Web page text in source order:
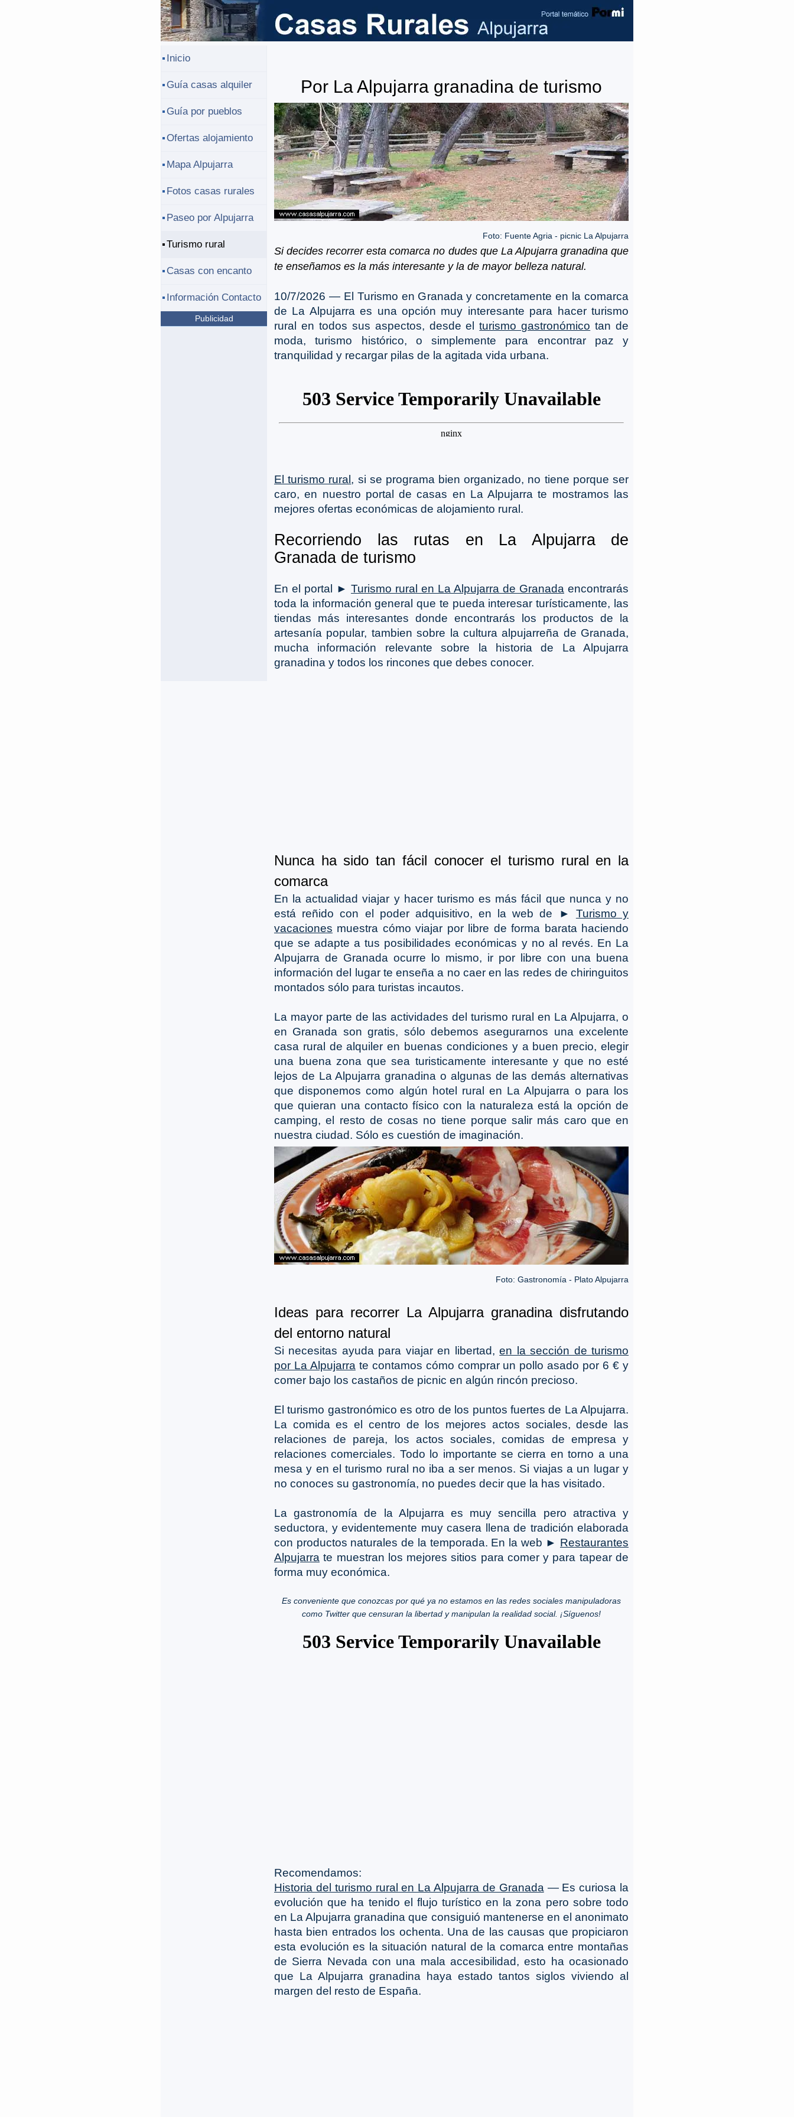
Por La Alpujarra granadina de turismo
Foto: Fuente Agria - picnic La Alpujarra
Si decides recorrer esta comarca no dudes que La Alpujarra granadina que
te enseñamos es la más interesante y la de mayor belleza natural.
10/7/2026 ― El Turismo en Granada y concretamente en la comarca
de La Alpujarra es una opción muy interesante para hacer turismo
rural en todos sus aspectos, desde elturismo gastronómico tan de
moda, turismo histórico, o simplemente para encontrar paz y
tranquilidad y recargar pilas de la agitada vida urbana.
El turismo rural , si se programa bien organizado, no tiene porque ser
caro, en nuestro portal de casas en La Alpujarra te mostramos las
mejores ofertas económicas de alojamiento rural.
Recorriendo las rutas en La Alpujarra de
Granada de turismo
En el portal ► Turismo rural en La Alpujarra de Granada encontrarás
toda la información general que te pueda interesar turísticamente, las
tiendas más interesantes donde encontrarás los productos de la
artesanía popular, tambien sobre la cultura alpujarreña de Granada,
mucha información relevante sobre la historia de La Alpujarra
granadina y todos los rincones que debes conocer.
Nunca ha sido tan fácil conocer el turismo rural en la
comarca
En la actualidad viajar y hacer turismo es más fácil que nunca y no
está reñido con el poder adquisitivo, en la web de ► Turismo y
vacaciones muestra cómo viajar por libre de forma barata haciendo
que se adapte a tus posibilidades económicas y no al revés. En La
Alpujarra de Granada ocurre lo mismo, ir por libre con una buena
información del lugar te enseña a no caer en las redes de chiringuitos
montados sólo para turistas incautos.
La mayor parte de las actividades del turismo rural en La Alpujarra, o
en Granada son gratis, sólo debemos asegurarnos una excelente
casa rural de alquiler en buenas condiciones y a buen precio, elegir
una buena zona que sea turisticamente interesante y que no esté
lejos de La Alpujarra granadina o algunas de las demás alternativas
que disponemos como algún hotel rural en La Alpujarra o para los
que quieran una contacto físico con la naturaleza está la opción de
camping, el resto de cosas no tiene porque salir más caro que en
nuestra ciudad. Sólo es cuestión de imaginación.
Foto: Gastronomía - Plato Alpujarra
Ideas para recorrer La Alpujarra granadina disfrutando
del entorno natural
Si necesitas ayuda para viajar en libertad,en la sección de turismo
por La Alpujarra te contamos cómo comprar un pollo asado por 6 € y
comer bajo los castaños de picnic en algún rincón precioso.
El turismo gastronómico es otro de los puntos fuertes de La Alpujarra.
La comida es el centro de los mejores actos sociales, desde las
relaciones de pareja, los actos sociales, comidas de empresa y
relaciones comerciales. Todo lo importante se cierra en torno a una
mesa y en el turismo rural no iba a ser menos. Si viajas a un lugar y
no conoces su gastronomía, no puedes decir que la has visitado.
La gastronomía de la Alpujarra es muy sencilla pero atractiva y
seductora, y evidentemente muy casera llena de tradición elaborada
con productos naturales de la temporada. En la web ► Restaurantes
Alpujarra te muestran los mejores sitios para comer y para tapear de
forma muy económica.
Es conveniente que conozcas por qué ya no estamos en las redes sociales manipuladoras
como Twitter que censuran la libertad y manipulan la realidad social. ¡Síguenos!
Recomendamos:
Historia del turismo rural en La Alpujarra de Granada ― Es curiosa la
evolución que ha tenido el flujo turístico en la zona pero sobre todo
en La Alpujarra granadina que consiguió mantenerse en el anonimato
hasta bien entrados los ochenta. Una de las causas que propiciaron
esta evolución es la situación natural de la comarca entre montañas
de Sierra Nevada con una mala accesibilidad, esto ha ocasionado
que La Alpujarra granadina haya estado tantos siglos viviendo al
margen del resto de España.
Inicio
Guía casas alquiler
Guía por pueblos
Ofertas alojamiento
Mapa Alpujarra
Fotos casas rurales
Paseo por Alpujarra
Turismo rural
Casas con encanto
Información Contacto
Publicidad